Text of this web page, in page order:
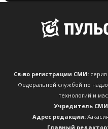
Св-во регистрации СМИ:серия
Федеральной службой по
технологий и
Учредитель
Адрес редакции:
Главный редактор: